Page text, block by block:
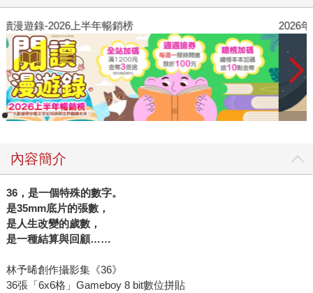
閱讀漫遊錄-2026上半年暢銷榜
內容簡介
36，是一個特殊的數字。
是35mm底片的張數，
是人生改變的歲數，
是一種結算與回顧……
林予晞創作攝影集《36》
36張「6x6格」Gameboy 8 bit數位拼貼